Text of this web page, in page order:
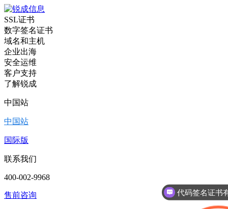
SSL证书
数字签名证书
域名和主机
企业出海
安全运维
客户支持
了解锐成
中国站
中国站
国际版
联系我们
400-002-9968
售前咨询